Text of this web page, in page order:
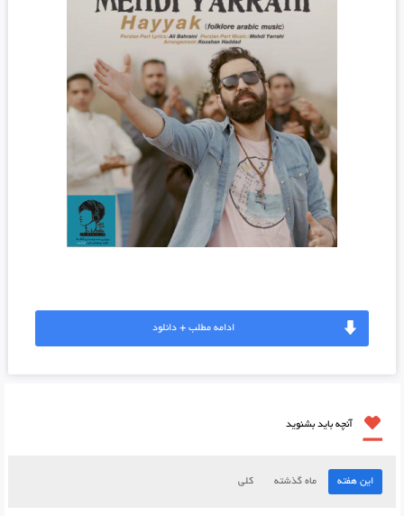
ادامه مطلب + دانلود
آنچه باید بشنوید
این هفته ماه گذشته کلی